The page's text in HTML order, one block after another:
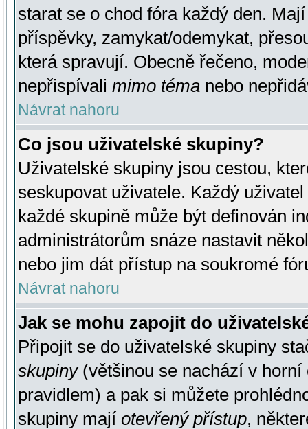
starat se o chod fóra každý den.
příspěvky, zamykat/odemykat,
která spravují. Obecně řečeno,
nepřispívali mimo téma nebo
Návrat nahoru
Co jsou uživatelské skupiny?
Uživatelské skupiny jsou cestou,
seskupovat uživatele. Každý
každé skupině může být definován
administrátorům snáze nastavit
nebo jim dát přístup na soukromé
Návrat nahoru
Jak se mohu zapojit do
Připojit se do uživatelské skupiny
skupiny(většinou se nachází v horní
pravidlem) a pak si můžete
skupiny mají otevřený přístup,